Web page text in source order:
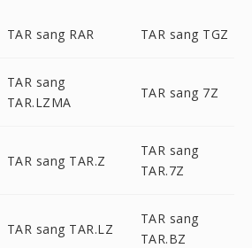
TAR sang RAR TAR sang TGZ
TAR sang
TAR.LZMA
TAR sang 7Z
TAR sang TAR.Z
TAR sang
TAR.7Z
TAR sang TAR.LZ
TAR sang
TAR.BZ